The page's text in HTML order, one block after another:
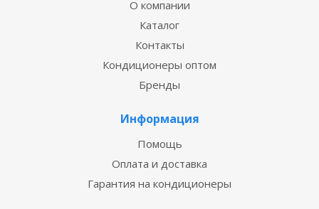
О компании
Каталог
Контакты
Кондиционеры оптом
Бренды
Информация
Помощь
Оплата и доставка
Гарантия на кондиционеры